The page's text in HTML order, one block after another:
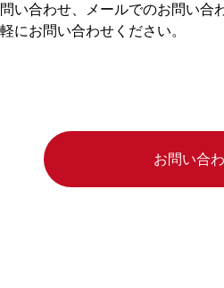
お買い物を続ける
問い合わせ、メールでのお問い合
軽にお問い合わせください。
お問い合